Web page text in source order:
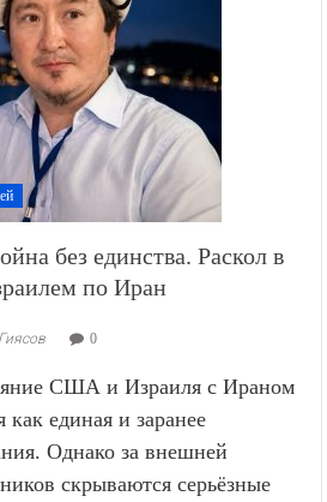
без единства. Раскол в
по Иран
0
США и Израиля с Ираном
как единая и заранее
Однако за внешней
скрываются серьёзные